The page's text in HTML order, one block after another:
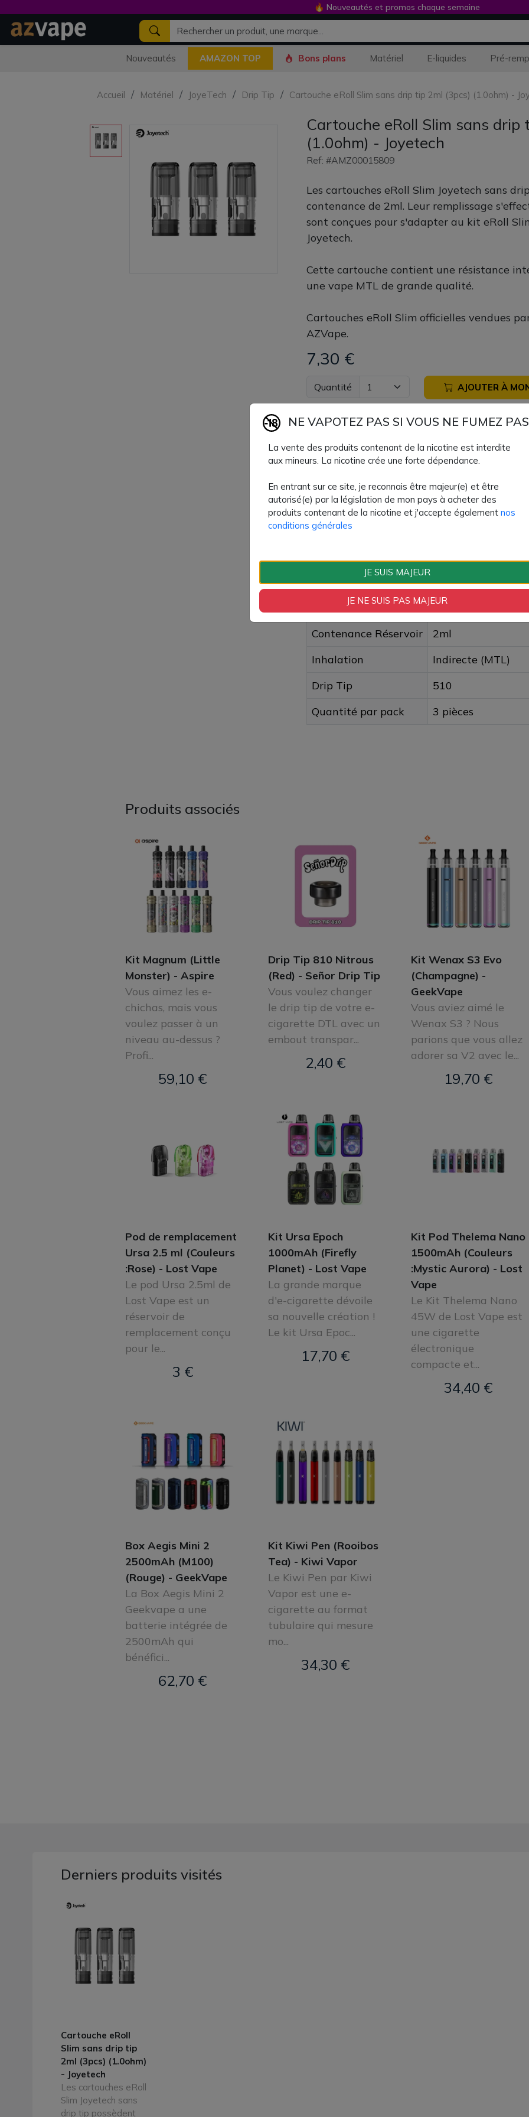
Nouveautés AMAZON TOP Bons plans Matériel E-liquides Pré-
Accueil Matériel JoyeTech Drip Tip Cartouche eRoll Slim sans drip tip 2ml (3pcs) (1.0ohm) -
Cartouche eRoll Slim sans drip
(1.0ohm) - Joyetech
Ref: #AMZ00015809
Les cartouches eRoll Slim Joyetech sans
contenance de 2ml. Leur remplissage
sont conçues pour s'adapter au kit eRoll
Joyetech.
Cette cartouche contient une résistance
une vape MTL de grande qualité.
Cartouches eRoll Slim officielles vendues
AZVape.
7,30 €
Quantité AJOUTER À
Paiement 100%
Livraison rapide
Fiche technique
Type de Produit
Type de Cartouche
Usage unique
Type de Remplissage
Par le côté
Contenance Réservoir
2ml
Inhalation
Indirecte (MTL)
Drip Tip
510
Quantité par pack
3 pièces
Produits associés
Kit Magnum (Little
Monster) - Aspire
Vous aimez les e-
chichas, mais vous
voulez passer à un
niveau au-dessus ?
Profi...
59,10 €
Drip Tip 810 Nitrous
(Red) - Señor Drip Tip
Vous voulez changer
le drip tip de votre e-
cigarette DTL avec un
embout transpar...
2,40 €
Kit Wenax S3 Evo
(Champagne) -
GeekVape
Vous aviez aimé le
Wenax S3 ? Nous
parions que vous allez
adorer sa V2 avec le...
19,70 €
Pod de remplacement
Ursa 2.5 ml (Couleurs
:Rose) - Lost Vape
Le pod Ursa 2.5ml de
Lost Vape est un
réservoir de
remplacement conçu
pour le...
3 €
Kit Ursa Epoch
1000mAh (Firefly
Planet) - Lost Vape
La grande marque
d'e-cigarette dévoile
sa nouvelle création !
Le kit Ursa Epoc...
17,70 €
Kit Pod Thelema Nano
1500mAh (Couleurs
:Mystic Aurora) - Lost
Vape
Le Kit Thelema Nano
45W de Lost Vape est
une cigarette
électronique
compacte et...
34,40 €
Box Aegis Mini 2
2500mAh (M100)
(Rouge) - GeekVape
La Box Aegis Mini 2
Geekvape a une
batterie intégrée de
2500mAh qui
bénéfici...
62,70 €
Kit Kiwi Pen (Rooibos
Tea) - Kiwi Vapor
Le Kiwi Pen par Kiwi
Vapor est une e-
cigarette au format
tubulaire qui mesure
mo...
34,30 €
Derniers produits visités
Cartouche eRoll
Slim sans drip tip
2ml (3pcs) (1.0ohm)
- Joyetech
Les cartouches eRoll
Slim Joyetech sans
drip tip possèdent
🔥 Nouveautés et promos chaque semaine
NE VAPOTEZ PAS SI VOUS NE FUMEZ
La vente des produits contenant de la nicotine est interdite
aux mineurs. La nicotine crée une forte dépendance.
En entrant sur ce site, je reconnais être majeur(e) et être
autorisé(e) par la législation de mon pays à acheter des
produits contenant de la nicotine et j'accepte également nos
conditions générales
JE SUIS MAJEUR
JE NE SUIS PAS MAJEUR